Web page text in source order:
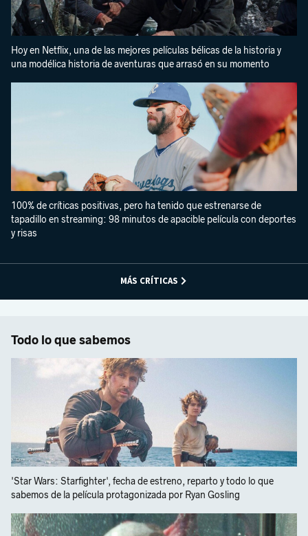
Hoy en Netflix, una de las mejores películas bélicas de la historia y
una modélica historia de aventuras que arrasó en su momento
100% de críticas positivas, pero ha tenido que estrenarse de
tapadillo en streaming: 98 minutos de apacible película con deportes
y risas
MÁS CRÍTICAS
Todo lo que sabemos
'Star Wars: Starfighter', fecha de estreno, reparto y todo lo que
sabemos de la película protagonizada por Ryan Gosling